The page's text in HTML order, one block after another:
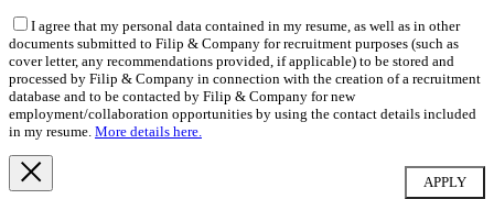
I agree that my personal data contained in my resume, as well as in other
documents submitted to Filip & Company for recruitment purposes (such as
cover letter, any recommendations provided, if applicable) to be stored and
processed by Filip & Company in connection with the creation of a recruitment
database and to be contacted by Filip & Company for new
employment/collaboration opportunities by using the contact details included
in my resume. More details here.